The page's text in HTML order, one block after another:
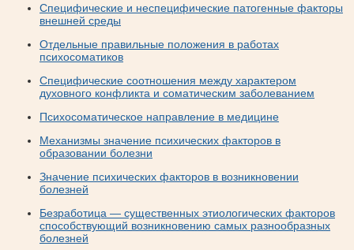
Специфические и неспецифические патогенные факторы
внешней среды
Отдельные правильные положения в работах
психосоматиков
Специфические соотношения между характером
духовного конфликта и соматическим заболеванием
Психосоматическое направление в медицине
Механизмы значение психических факторов в
образовании болезни
Значение психических факторов в возникновении
болезней
Безработица — существенных этиологических факторов
способствующий возникновению самых разнообразных
болезней